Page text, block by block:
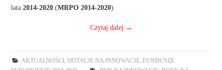
lata2014-2020 (MRPO 2014-2020).
Czytaj dalej →
AKTUALNOŚCI ,DOTACJE NA INNOWACJE, FUNDUSZE